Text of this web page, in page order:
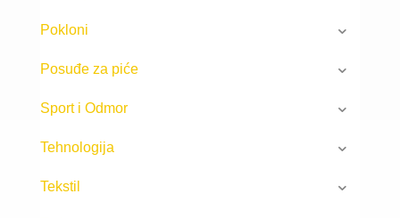
Pokloni
Posuđe za piće
Sport i Odmor
Tehnologija
Tekstil